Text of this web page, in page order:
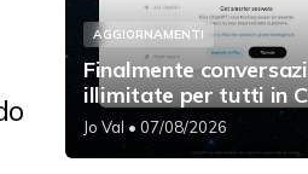
AGGIORNAMENTI
Finalmente
illimitate per tutti in
Jo Val • 07/08/2026